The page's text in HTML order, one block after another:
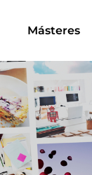
Másteres